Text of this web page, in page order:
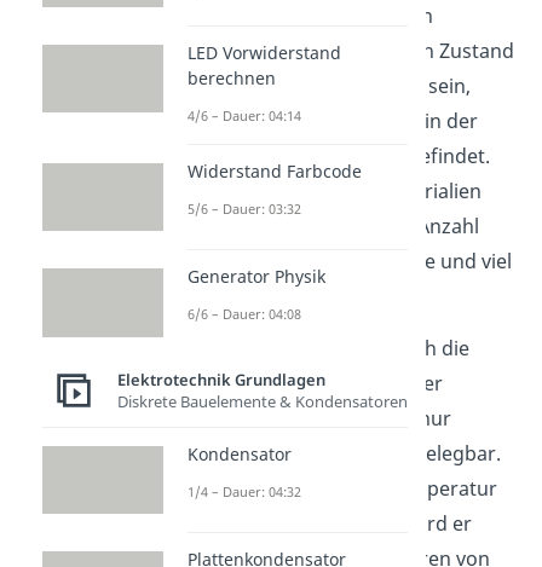
sind von
besonderer Bedeutung. Ein Zustand
kann nur teilweise besetzt sein,
wenn dessen Energie sich in der
befindet.
Hohe Leitfähigkeit in Materialien
kommt durch eine große Anzahl
teilweise belegter Zustände und viel
Delokalisation.
befindet sich die
FermiEnergieinnerhalb der
. Dadurch sind nur
wenige Energiezustände belegbar.
Erhöhst du jedoch die Temperatur
, wird er
leitfähig. Durch das zuführen von
LED Vorwiderstand
berechnen
4/6 – Dauer: 04:14
Widerstand Farbcode
5/6 – Dauer: 03:32
Generator Physik
6/6 – Dauer: 04:08
Elektrotechnik Grundlagen
Diskrete Bauelemente & Kondensatoren
Kondensator
1/4 – Dauer: 04:32
Plattenkondensator